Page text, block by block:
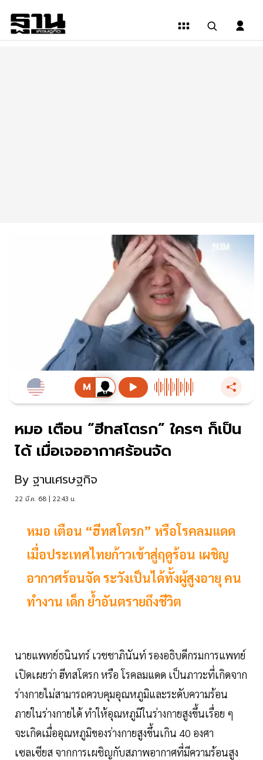
หมอ เตือน “ฮีทสโตรก” ใครๆ ก็เป็น
ได้ เมื่อเจออากาศร้อนจัด
By ฐานเศรษฐกิจ
22 มี.ค. 68 | 22:43 น.
หมอ เตือน “ฮีทสโตรก” หรือโรคลมแดด
เมื่อประเทศไทยก้าวเข้าสู่ฤดูร้อน เผชิญ
อากาศร้อนจัด ระวังเป็นได้ทั้งผู้สูงอายุ คน
ทำงาน เด็ก ย้ำอันตรายถึงชีวิต
นายแพทย์ธนินทร์ เวชชาภินันท์ รองอธิบดีกรมการแพทย์
เปิดเผยว่า ฮีทสโตรก หรือ โรคลมแดด เป็นภาวะที่เกิดจาก
ร่างกายไม่สามารถควบคุมอุณหภูมิและระดับความร้อน
ภายในร่างกายได้ ทำให้อุณหภูมิในร่างกายสูงขึ้นเรื่อย ๆ
จะเกิดเมื่ออุณหภูมิของร่างกายสูงขึ้นเกิน 40 องศา
เซลเซียส จากการเผชิญกับสภาพอากาศที่มีความร้อนสูง